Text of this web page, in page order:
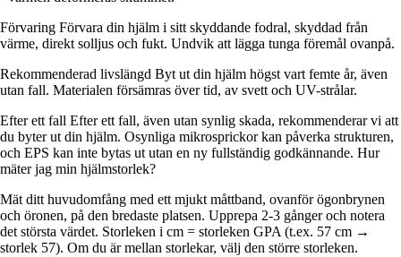
Förvaring Förvara din hjälm i sitt skyddande fodral, skyddad från
värme, direkt solljus och fukt. Undvik att lägga tunga föremål ovanpå.
Rekommenderad livslängd Byt ut din hjälm högst vart femte år, även
utan fall. Materialen försämras över tid, av svett och UV-strålar.
Efter ett fall Efter ett fall, även utan synlig skada, rekommenderar vi att
du byter ut din hjälm. Osynliga mikrosprickor kan påverka strukturen,
och EPS kan inte bytas ut utan en ny fullständig godkännande. Hur
mäter jag min hjälmstorlek?
Mät ditt huvudomfång med ett mjukt måttband, ovanför ögonbrynen
och öronen, på den bredaste platsen. Upprepa 2-3 gånger och notera
det största värdet. Storleken i cm = storleken GPA (t.ex. 57 cm →
storlek 57). Om du är mellan storlekar, välj den större storleken.